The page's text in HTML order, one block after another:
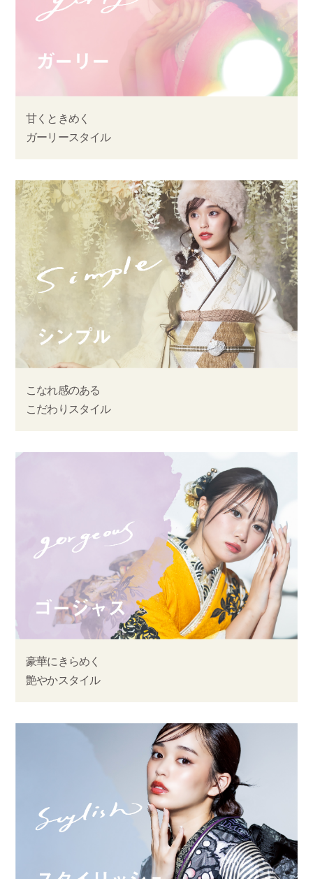
甘くときめく
ガーリースタイル
こなれ感のある
こだわりスタイル
豪華にきらめく
艶やかスタイル